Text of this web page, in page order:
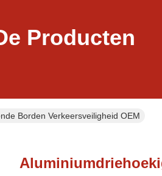
Producten
Borden Verkeersveiligheid OEM